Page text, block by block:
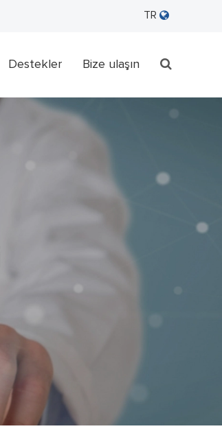
TR
Destekler Bize ulaşın